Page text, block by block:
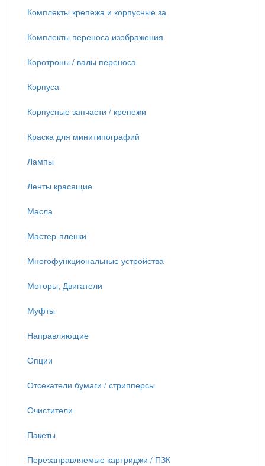
Комплекты крепежа и корпусные за
Комплекты переноса изображения
Коротроны / валы переноса
Корпуса
Корпусные запчасти / крепежи
Краска для минитипографий
Лампы
Ленты красящие
Масла
Мастер-пленки
Многофункциональные устройства
Моторы, Двигатели
Муфты
Направляющие
Опции
Отсекатели бумаги / стрипперсы
Очистители
Пакеты
Перезаправляемые картриджи / ПЗК